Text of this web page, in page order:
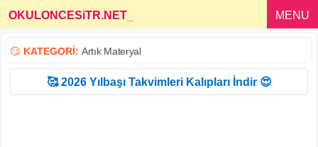
OKULONCESiTR.NET MENU
😏 KATEGORİ: Artık Materyal
🥰 2026 Yılbaşı Takvimleri Kalıpları İndir 😍